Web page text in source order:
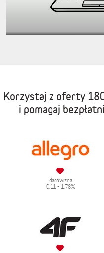
Korzystaj z oferty
i pomagaj
darowizna
0.11 - 1.78%